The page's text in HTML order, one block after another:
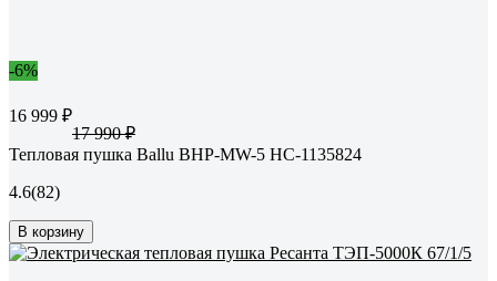
-6%
16 999 ₽
17 990 ₽
Тепловая пушка Ballu BHP-MW-5 НС-1135824
4.6(82)
В корзину